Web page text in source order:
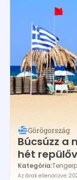
Görögország
Búcsúzz a
hét
Kategória:
Az árak ellenőrizve: